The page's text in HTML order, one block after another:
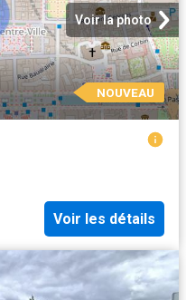
Voir la photo
NOUVEAU
Voir les détails